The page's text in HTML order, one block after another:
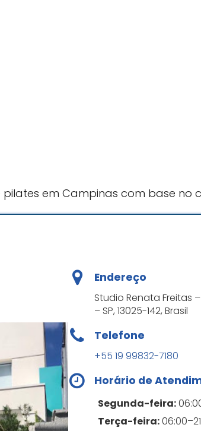
em Campinas com base no
Endereço
Studio Renata Freitas
– SP, 13025-142, Brasil
Telefone
+55 19 99832-7180
Horário de
Segunda-feira:
Terça-feira: